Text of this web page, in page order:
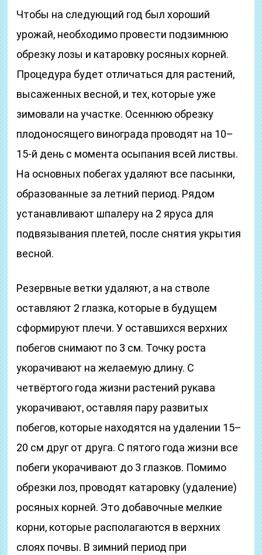
Чтобы на следующий год был хороший
урожай, необходимо провести подзимнюю
обрезку лозы и катаровку росяных корней.
Процедура будет отличаться для растений,
высаженных весной, и тех, которые уже
зимовали на участке. Осеннюю обрезку
плодоносящего винограда проводят на 10–
15-й день с момента осыпания всей листвы.
На основных побегах удаляют все пасынки,
образованные за летний период. Рядом
устанавливают шпалеру на 2 яруса для
подвязывания плетей, после снятия укрытия
весной.
Резервные ветки удаляют, а на стволе
оставляют 2 глазка, которые в будущем
сформируют плечи. У оставшихся верхних
побегов снимают по 3 см. Точку роста
укорачивают на желаемую длину. С
четвёртого года жизни растений рукава
укорачивают, оставляя пару развитых
побегов, которые находятся на удалении 15–
20 см друг от друга. С пятого года жизни все
побеги укорачивают до 3 глазков. Помимо
обрезки лоз, проводят катаровку (удаление)
росяных корней. Это добавочные мелкие
корни, которые располагаются в верхних
слоях почвы. В зимний период при